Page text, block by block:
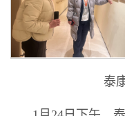
泰